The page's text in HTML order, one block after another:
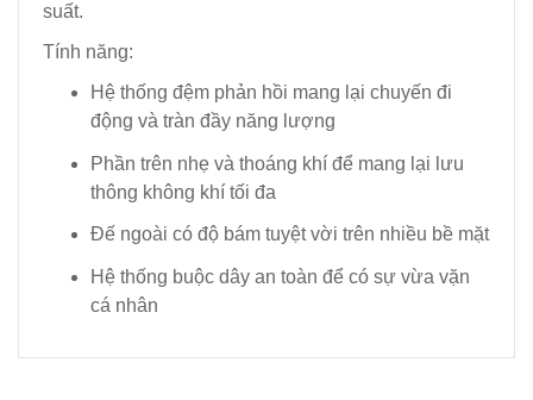
suất.
Tính năng:
Hệ thống đệm phản hồi mang lại chuyến đi
động và tràn đầy năng lượng
Phần trên nhẹ và thoáng khí để mang lại lưu
thông không khí tối đa
Đế ngoài có độ bám tuyệt vời trên nhiều bề mặt
Hệ thống buộc dây an toàn để có sự vừa vặn
cá nhân